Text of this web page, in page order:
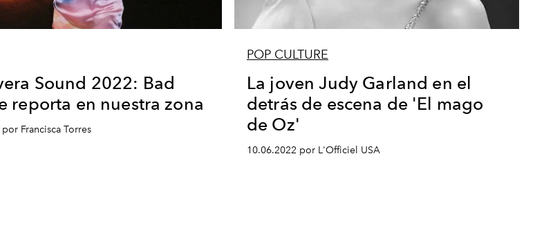
Sound 2022: Bad
reporta en nuestra zona
Francisca Torres
POP CULTURE
La joven Judy Garland en el
detrás de escena de 'El mago
de Oz'
10.06.2022 por L'Officiel USA